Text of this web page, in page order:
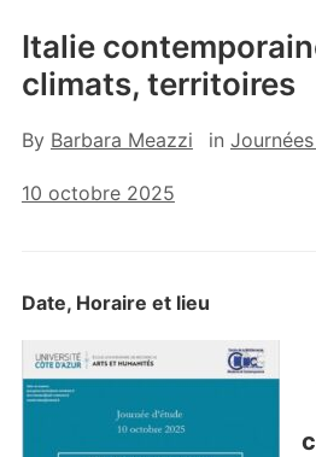
Italie
climats, territoires
By Barbara Meazzi in
10 octobre 2025
Date, Horaire et lieu